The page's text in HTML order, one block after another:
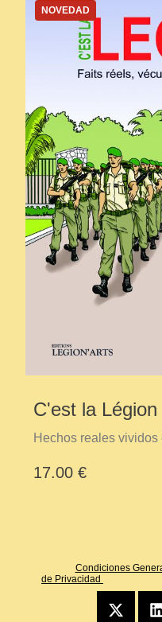
NOVEDAD
C'est la Légion
Hechos reales
17.00 €
Condiciones
de Privacidad